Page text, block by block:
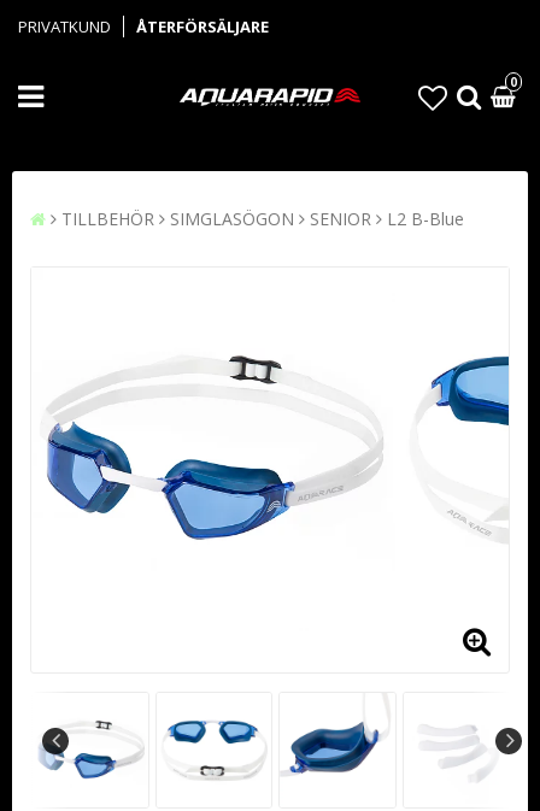
PRIVATKUND ÅTERFÖRSÄLJARE
0
TILLBEHÖR SIMGLASÖGON SENIOR L2 B-Blue